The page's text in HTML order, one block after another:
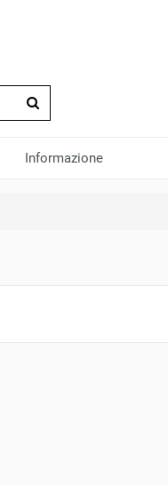
Informazione